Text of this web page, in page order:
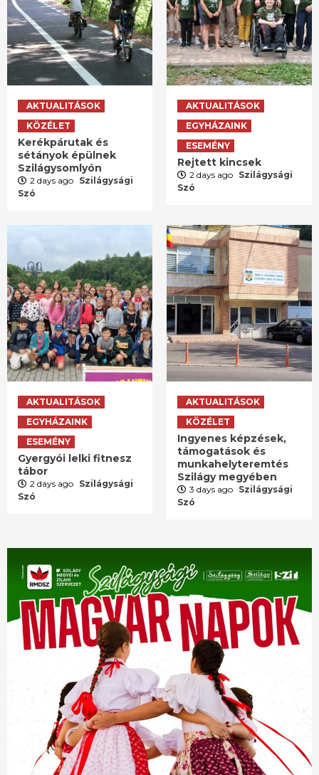
AKTUALITÁSOK
KÖZÉLET
Kerékpárutak és
sétányok épülnek
Szilágysomlyón
2 days ago Szilágysági
Szó
AKTUALITÁSOK
EGYHÁZAINK
ESEMÉNY
Rejtett kincsek
2 days ago Szilágysági
Szó
AKTUALITÁSOK
EGYHÁZAINK
ESEMÉNY
Gyergyói lelki fitnesz
tábor
2 days ago Szilágysági
Szó
AKTUALITÁSOK
KÖZÉLET
Ingyenes képzések,
támogatások és
munkahelyteremtés
Szilágy megyében
3 days ago Szilágysági
Szó